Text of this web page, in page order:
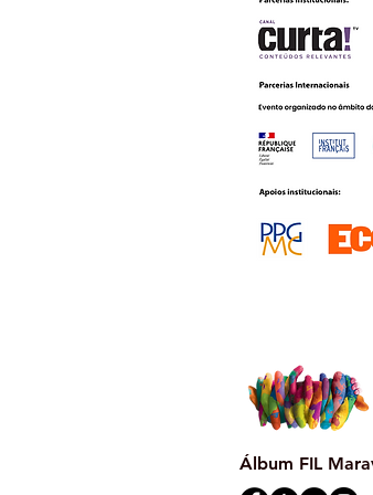
Álbum FIL